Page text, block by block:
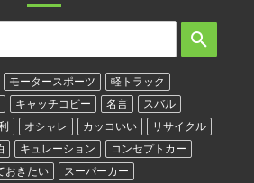
モータースポーツ
軽トラック
キャッチコピー 名言
スバル
オシャレ カッコいい
リサイクル
キュレーション
コンセプトカー
おきたい
スーパーカー